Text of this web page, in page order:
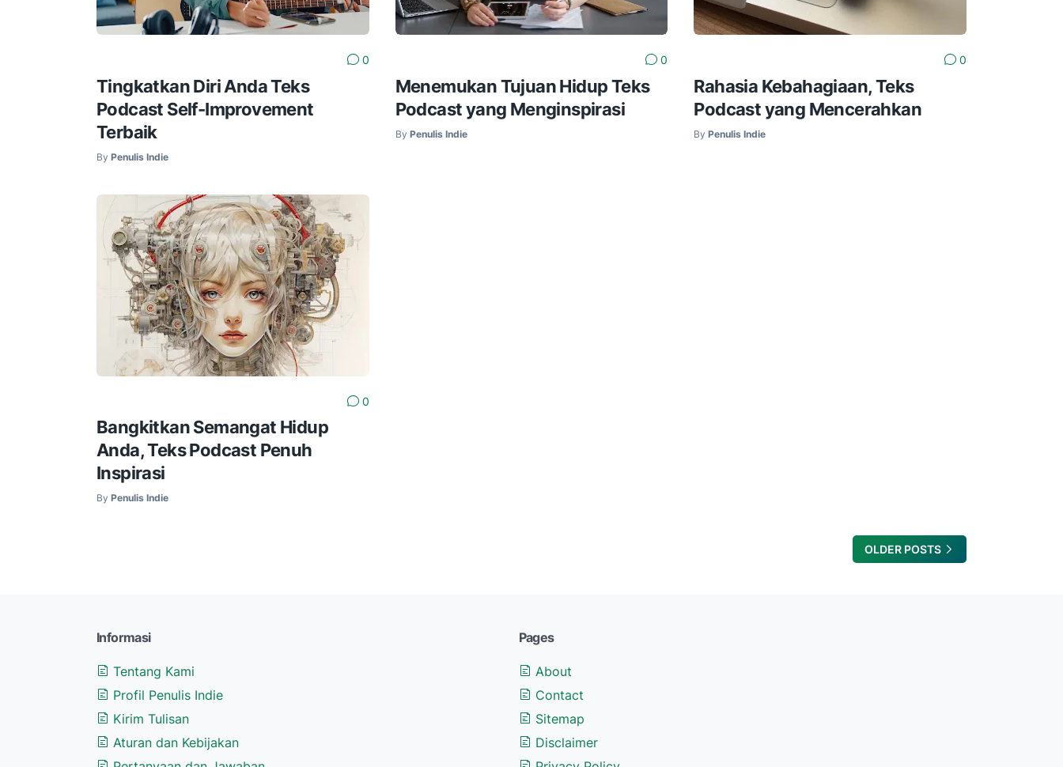
0
Tingkatkan Diri Anda Teks
Podcast Self-Improvement
Terbaik
By Penulis Indie
0
Menemukan Tujuan Hidup Teks
Podcast yang Menginspirasi
By Penulis Indie
0
Rahasia Kebahagiaan, Teks
Podcast yang Mencerahkan
By Penulis Indie
0
Bangkitkan Semangat Hidup
Anda, Teks Podcast Penuh
Inspirasi
By Penulis Indie
OLDER POSTS
Informasi
Tentang Kami
Profil Penulis Indie
Kirim Tulisan
Aturan dan Kebijakan
Pages
About
Contact
Sitemap
Disclaimer